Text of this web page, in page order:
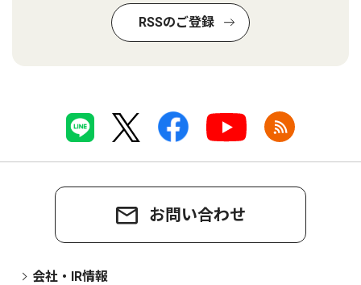
RSSのご登録
お問い合わせ
会社・IR情報